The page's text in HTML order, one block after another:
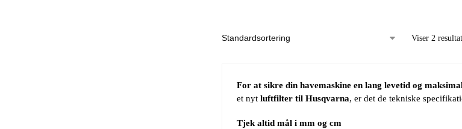
Viser 2
For at sikre din havemaskine en lang levetid og
et nyt luftfilter til Husqvarna, er det de tekniske
Tjek altid mål i mm og cm